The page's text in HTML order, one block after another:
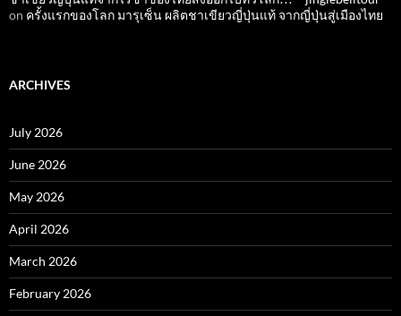
on ครั้งแรกของโลก มารุเซ็น ผลิตชาเขียวญี่ปุ่นแท้ จากญี่ปุ่นสู่เมืองไทย
ARCHIVES
July 2026
June 2026
May 2026
April 2026
March 2026
February 2026